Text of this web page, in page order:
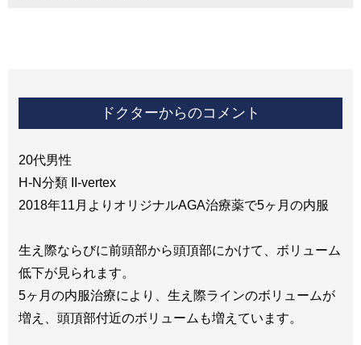
ドクターからのコメント
20代男性
H-N分類 II-vertex
2018年11月よりオリジナルAGA治療薬で5ヶ月の内服
生え際ならびに前頭部から頭頂部にかけて、ボリューム
低下が見られます。
5ヶ月の内服治療により、生え際ラインのボリュームが
増え、頭頂部付近のボリュームも増えています。